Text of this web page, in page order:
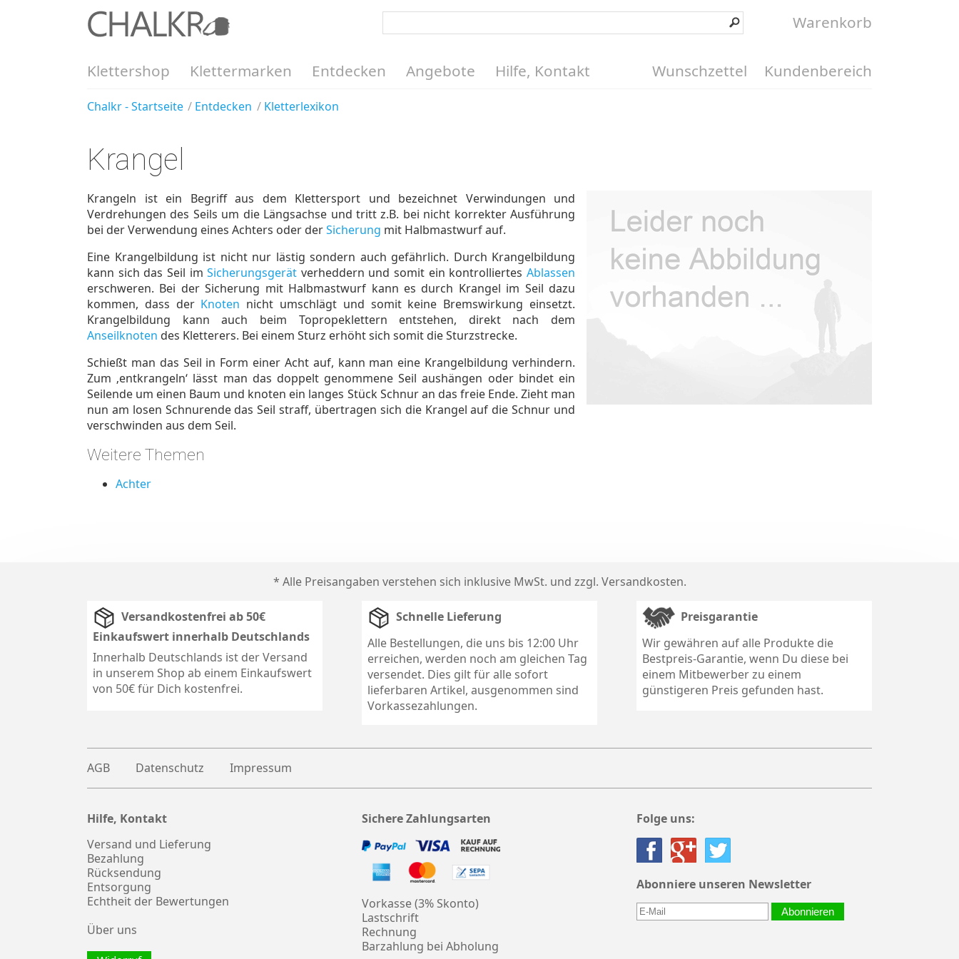
Warenkorb
Klettershop Klettermarken Entdecken Angebote Hilfe, Kontakt Kundenbereich
Wunschzettel
Chalkr - Startseite Entdecken Kletterlexikon
Krangel
Krangeln ist ein Begriff aus dem Klettersport und bezeichnet Verwindungen und
Verdrehungen des Seils um die Längsachse und tritt z.B. bei nicht korrekter Ausführung
bei der Verwendung eines Achters oder derSicherung mit Halbmastwurf auf.
Eine Krangelbildung ist nicht nur lästig sondern auch gefährlich. Durch Krangelbildung
kann sich das Seil imSicherungsgerät verheddern und somit ein kontrolliertesAblassen
erschweren. Bei der Sicherung mit Halbmastwurf kann es durch Krangel im Seil dazu
kommen, dass der Knoten nicht umschlägt und somit keine Bremswirkung einsetzt.
Krangelbildung kann auch beim Topropeklettern entstehen, direkt nach dem
Anseilknoten des Kletterers. Bei einem Sturz erhöht sich somit die Sturzstrecke.
Schießt man das Seil in Form einer Acht auf, kann man eine Krangelbildung verhindern.
Zum ‚entkrangeln‘ lässt man das doppelt genommene Seil aushängen oder bindet ein
Seilende um einen Baum und knoten ein langes Stück Schnur an das freie Ende. Zieht man
nun am losen Schnurende das Seil straff, übertragen sich die Krangel auf die Schnur und
verschwinden aus dem Seil.
Weitere Themen
Achter
* Alle Preisangaben verstehen sich inklusive MwSt. und zzgl. Versandkosten.
Versandkostenfrei ab 50€
Einkaufswert innerhalb Deutschlands
Innerhalb Deutschlands ist der Versand
in unserem Shop ab einem Einkaufswert
von 50€ für Dich kostenfrei.
Schnelle Lieferung
Alle Bestellungen, die uns bis 12:00 Uhr
erreichen, werden noch am gleichen Tag
versendet. Dies gilt für alle sofort
lieferbaren Artikel, ausgenommen sind
Vorkassezahlungen.
Preisgarantie
Wir gewähren auf alle Produkte die
Bestpreis-Garantie, wenn Du diese bei
einem Mitbewerber zu einem
günstigeren Preis gefunden hast.
AGB Datenschutz Impressum
Hilfe, Kontakt
Versand und Lieferung
Bezahlung
Rücksendung
Entsorgung
Echtheit der Bewertungen
Über uns
Sichere Zahlungsarten
Vorkasse (3% Skonto)
Lastschrift
Rechnung
Barzahlung bei Abholung
Folge uns:
Abonniere unseren Newsletter
Abonnieren